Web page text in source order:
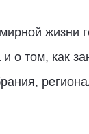
жизни
о том, как